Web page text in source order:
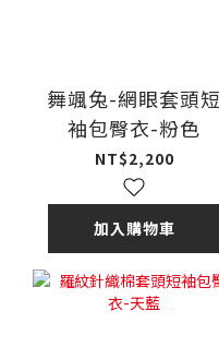
舞颯兔-網眼套頭短
袖包臀衣-粉色
NT$2,200
加入購物車